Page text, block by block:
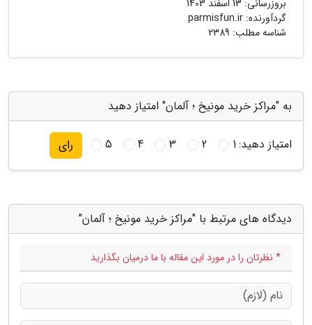
بروزرسانی: 13 اسفند 1403
گردآورنده: parmisfun.ir
شناسه مطلب: 2389
به "مراکز خرید مونیخ ؛ آلمان" امتیاز دهید
امتیاز دهید:1
2
3
4
5 رای
دیدگاه های مرتبط با "مراکز خرید مونیخ ؛ آلمان"
* نظرتان را در مورد این مقاله با ما درمیان بگذارید